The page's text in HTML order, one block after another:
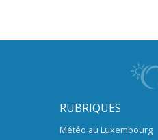
RUBRIQUES
Météo au Luxembourg